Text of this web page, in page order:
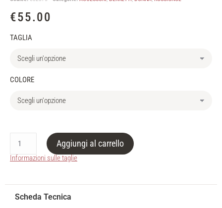
€55.00
TAGLIA
COLORE
Aggiungi al carrello
Informazioni sulle taglie